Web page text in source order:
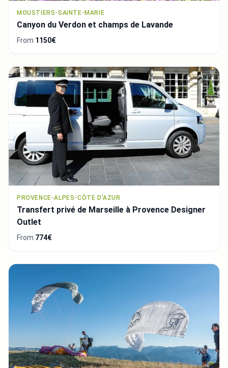
MOUSTIERS-SAINTE-MARIE
Canyon du Verdon et champs de Lavande
From 1150€
PROVENCE-ALPES-CÔTE D'AZUR
Transfert privé de Marseille à Provence Designer
Outlet
From 774€